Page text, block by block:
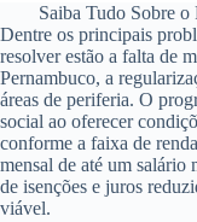
Saiba Tudo Sobre
Dentre os principais
resolver estão a falta de
Pernambuco, a
áreas de periferia. O
social ao oferecer
conforme a faixa de
mensal de até um salário
de isenções e juros
viável.